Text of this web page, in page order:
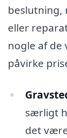
beslutning,
eller
nogle af de
påvirke
særligt
det